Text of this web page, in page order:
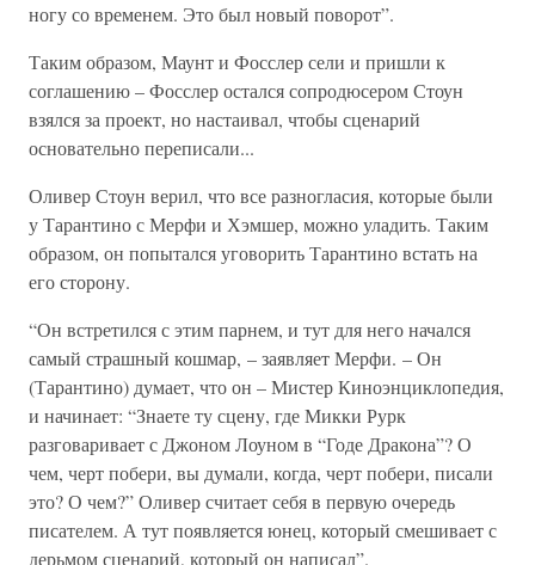
ногу со временем. Это был новый поворот”.
Таким образом, Маунт и Фосслер сели и пришли к
соглашению – Фосслер остался сопродюсером Стоун
взялся за проект, но настаивал, чтобы сценарий
основательно переписали...
Оливер Стоун верил, что все разногласия, которые были
у Тарантино с Мерфи и Хэмшер, можно уладить. Таким
образом, он попытался уговорить Тарантино встать на
его сторону.
“Он встретился с этим парнем, и тут для него начался
самый страшный кошмар, – заявляет Мерфи. – Он
(Тарантино) думает, что он – Мистер Киноэнциклопедия,
и начинает: “Знаете ту сцену, где Микки Рурк
разговаривает с Джоном Лоуном в “Годе Дракона”? О
чем, черт побери, вы думали, когда, черт побери, писали
это? О чем?” Оливер считает себя в первую очередь
писателем. А тут появляется юнец, который смешивает с
дерьмом сценарий, который он написал”.